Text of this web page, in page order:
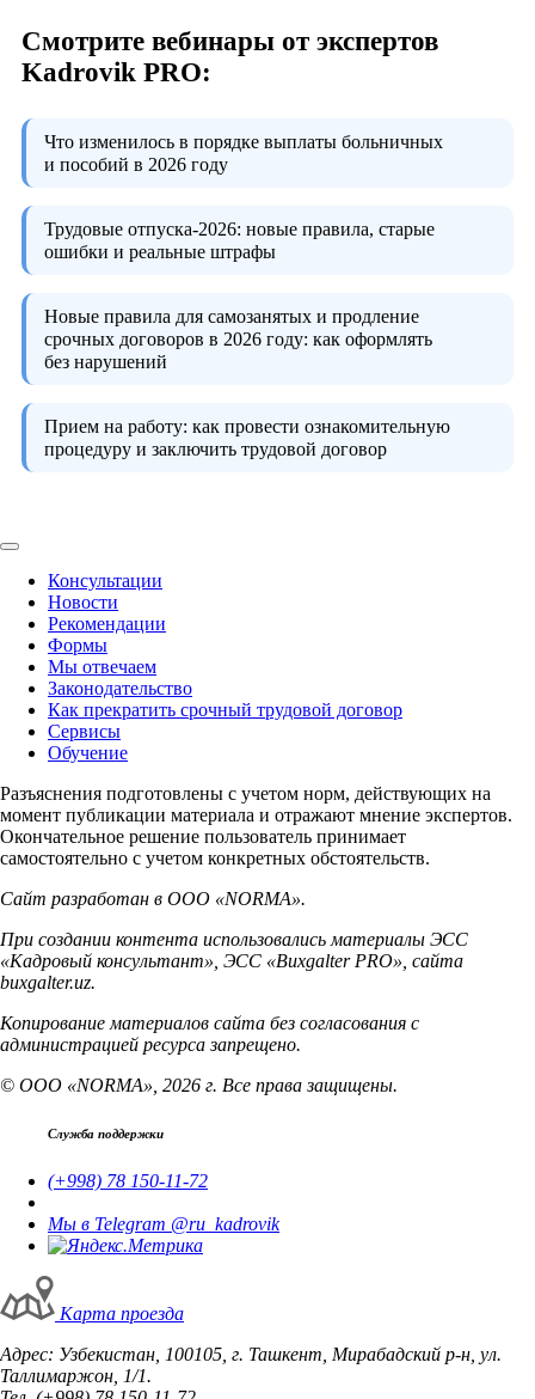
Смотрите вебинары от экспертов
Kadrovik PRO:
Что изменилось в порядке выплаты больничных
и пособий в 2026 году
Трудовые отпуска-2026: новые правила, старые
ошибки и реальные штрафы
Новые правила для самозанятых и продление
срочных договоров в 2026 году: как оформлять
без нарушений
Прием на работу: как провести ознакомительную
процедуру и заключить трудовой договор
Консультации
Новости
Рекомендации
Формы
Мы отвечаем
Законодательство
Как прекратить срочный трудовой договор
Сервисы
Обучение
Разъяснения подготовлены с учетом норм, действующих на
момент публикации материала и отражают мнение экспертов.
Окончательное решение пользователь принимает
самостоятельно с учетом конкретных обстоятельств.
Сайт разработан в ООО «NORMA».
При создании контента использовались материалы ЭСС
«Кадровый консультант», ЭСС «Buxgalter PRO», сайта
buxgalter.uz.
Копирование материалов сайта без согласования с
администрацией ресурса запрещено.
© ООО «NORMA», 2026 г. Все права защищены.
Служба поддержки
(+998) 78 150-11-72
Мы в Telegram @ru_kadrovik
Карта проезда
Адрес: Узбекистан, 100105, г. Ташкент, Мирабадский р-н, ул.
Таллимаржон, 1/1.